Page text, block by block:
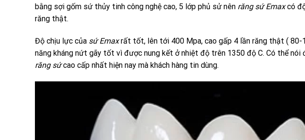
bằng sợi gốm sứ thủy tinh công nghệ cao, 5 lớp phủ sử nên răng sứ Emaxcó
răng thật.
Độ chịu lực của sứ Emaxrất tốt, lên tới 400 Mpa, cao gấp 4 lần răng thật ( 80-
năng kháng nứt gãy tốt vì được nung kết ở nhiệt độ trên 1350 độ C. Có thể nói
răng sứcao cấp nhất hiện nay mà khách hàng tin dùng.